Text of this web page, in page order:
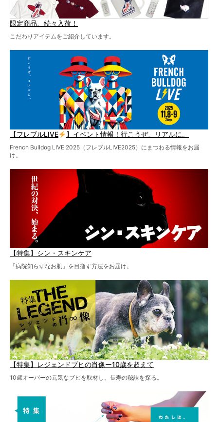
限定商品、続々入荷！
こだわりアイテムをご紹介しています。
【フレブルLIVE 】イベント情報！行こうぜ、リアルに。
French Bulldog LIVE 2025（フレブルLIVE2025）にまつわる情報をお届
け。
【特集】シン・スキンケア
「病院知らずなお肌」を目指す方法をお届け。
【特集】レジェンドブヒの肖像ー10歳を超えて
10歳オーバーの元気なブヒを取材し、長寿の秘訣を探る。